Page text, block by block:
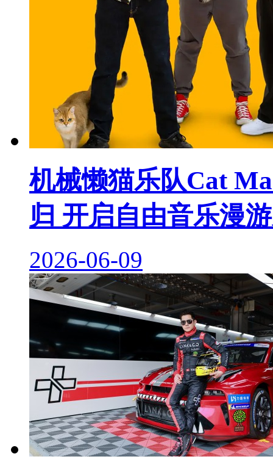
机械懒猫乐队Cat
归 开启自由音乐漫
2026-06-09